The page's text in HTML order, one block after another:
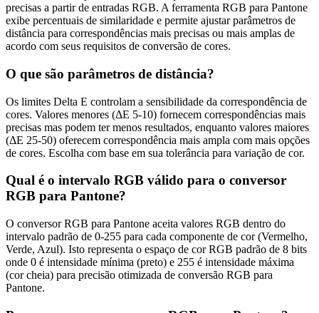
precisas a partir de entradas RGB. A ferramenta RGB para Pantone
exibe percentuais de similaridade e permite ajustar parâmetros de
distância para correspondências mais precisas ou mais amplas de
acordo com seus requisitos de conversão de cores.
O que são parâmetros de distância?
Os limites Delta E controlam a sensibilidade da correspondência de
cores. Valores menores (ΔE 5-10) fornecem correspondências mais
precisas mas podem ter menos resultados, enquanto valores maiores
(ΔE 25-50) oferecem correspondência mais ampla com mais opções
de cores. Escolha com base em sua tolerância para variação de cor.
Qual é o intervalo RGB válido para o conversor
RGB para Pantone?
O conversor RGB para Pantone aceita valores RGB dentro do
intervalo padrão de 0-255 para cada componente de cor (Vermelho,
Verde, Azul). Isto representa o espaço de cor RGB padrão de 8 bits
onde 0 é intensidade mínima (preto) e 255 é intensidade máxima
(cor cheia) para precisão otimizada de conversão RGB para
Pantone.